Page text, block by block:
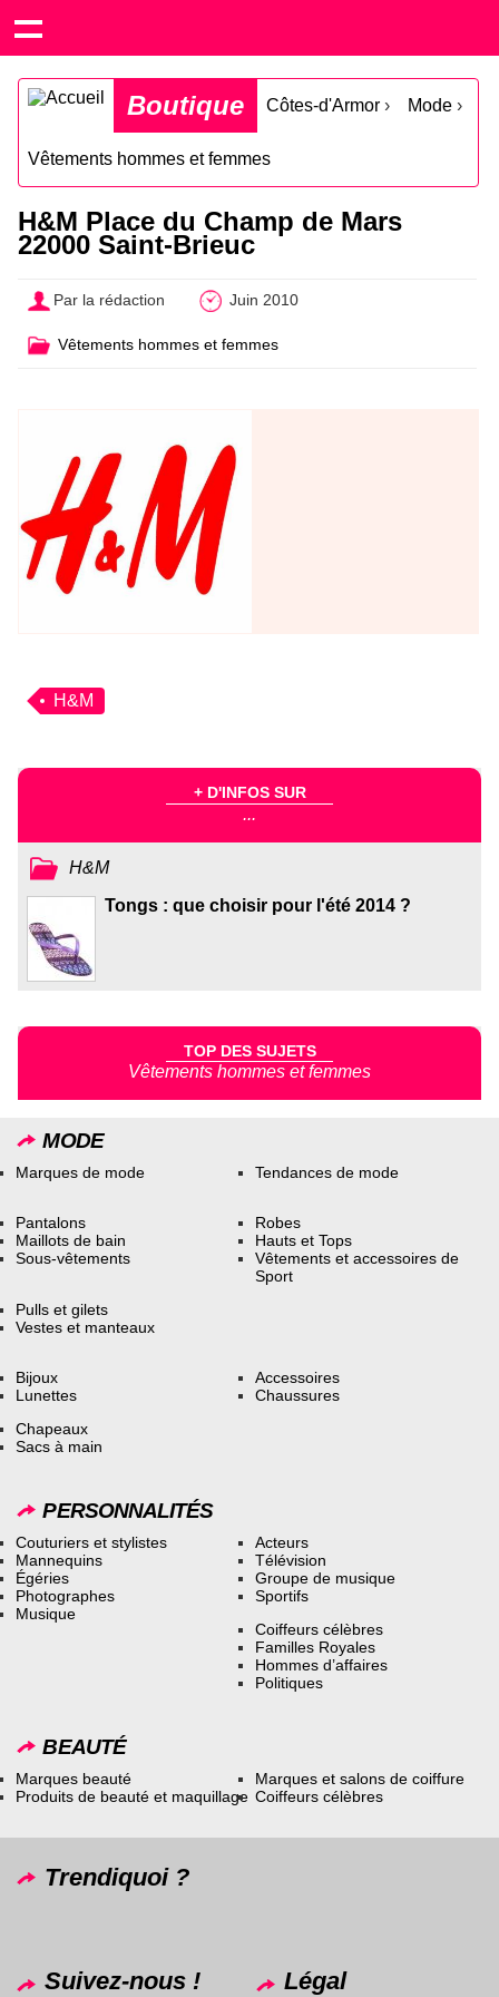
Boutique Côtes-d'Armor › Mode ›
Vêtements hommes et femmes
H&M Place du Champ de Mars
22000 Saint-Brieuc
Par la rédaction Juin 2010
Vêtements hommes et femmes
H&M
+ D'INFOS SUR
...
H&M
Tongs : que choisir pour l'été 2014 ?
TOP DES SUJETS
Vêtements hommes et femmes
MODE
Marques de mode Tendances de mode
Pantalons
Maillots de bain
Sous-vêtements
Robes
Hauts et Tops
Vêtements et accessoires de
Sport
Pulls et gilets
Vestes et manteaux
Bijoux
Lunettes
Accessoires
Chaussures
Chapeaux
Sacs à main
PERSONNALITÉS
Couturiers et stylistes
Mannequins
Égéries
Photographes
Musique
Acteurs
Télévision
Groupe de musique
Sportifs
Coiffeurs célèbres
Familles Royales
Hommes d’affaires
Politiques
BEAUTÉ
Marques beauté
Produits de beauté et maquillage
Marques et salons de coiffure
Coiffeurs célèbres
Trendiquoi ?
Suivez-nous ! Légal